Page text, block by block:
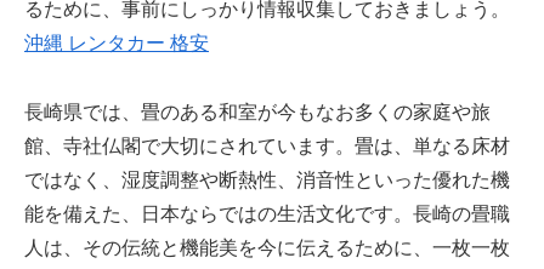
るために、事前にしっかり情報収集しておきましょう。
沖縄 レンタカー 格安
長崎県では、畳のある和室が今もなお多くの家庭や旅
館、寺社仏閣で大切にされています。畳は、単なる床材
ではなく、湿度調整や断熱性、消音性といった優れた機
能を備えた、日本ならではの生活文化です。長崎の畳職
人は、その伝統と機能美を今に伝えるために、一枚一枚